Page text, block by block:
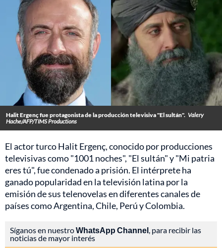
Halit Ergenç fue protagonista de la producción televisiva "El sultán". Valery
Hache/AFP/TIMS Productions
El actor turco Halit Ergenç, conocido por producciones
televisivas como "1001 noches", "El sultán" y "Mi patria
eres tú", fue condenado a prisión. El intérprete ha
ganado popularidad en la televisión latina por la
emisión de sus telenovelas en diferentes canales de
países como Argentina, Chile, Perú y Colombia.
Síganos en nuestroWhatsApp Channel, para recibir las
noticias de mayor interés